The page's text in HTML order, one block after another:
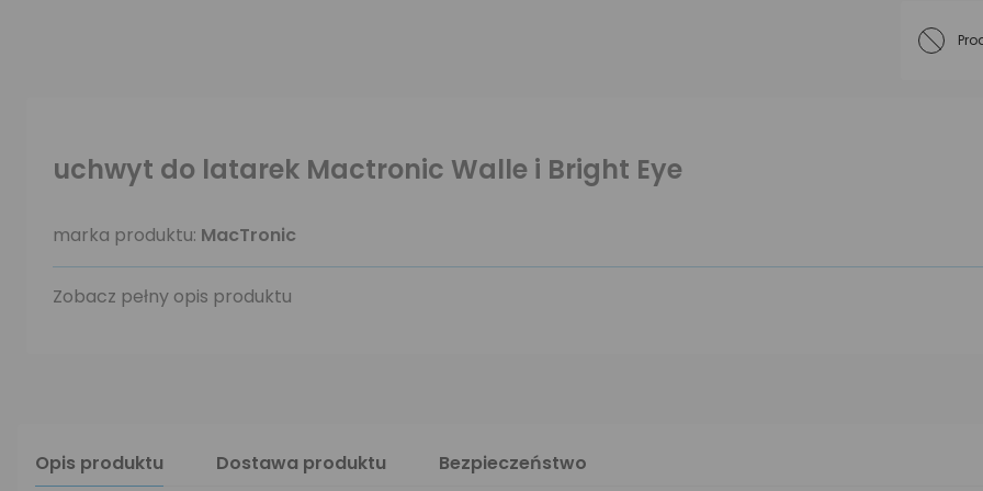
uchwyt do latarek Mactronic Walle i Bright Eye
marka produktu: MacTronic
Zobacz pełny opis produktu
Opis produktu Dostawa produktu Bezpieczeństwo